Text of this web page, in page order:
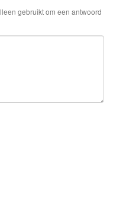
gebruikt om een antwoord